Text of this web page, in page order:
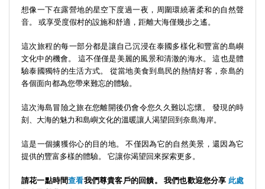
想像一下在露營地的星空下度過一夜，周圍環繞著柔和的自然聲
音。 或享受度假村的設施和舒適，距離大海僅幾步之遙。
這次旅程的每一部分都是讓自己沉浸在泰國多樣化和豐富的島嶼
文化中的機會。 這不僅僅是美麗的風景和清澈的海水。 這也是體
驗泰國獨特的生活方式。 從當地美食到島民的熱情好客，奈島的
各個面向都為您帶來難忘的體驗。
這次海島冒險之旅在您離開後仍會令您久久難以忘懷。 發現的時
刻、大海的魅力和島嶼文化的溫暖讓人渴望回到奈島海岸。
這是一個擄獲你心的目的地。 不僅因為它的自然美景，還因為它
提供的豐富多樣的體驗。 它讓你渴望​​回來探索更多。
請花一點時間查看我們尊貴客戶的回饋。 我們也歡迎您分享 此處